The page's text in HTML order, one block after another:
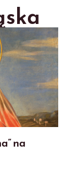
na